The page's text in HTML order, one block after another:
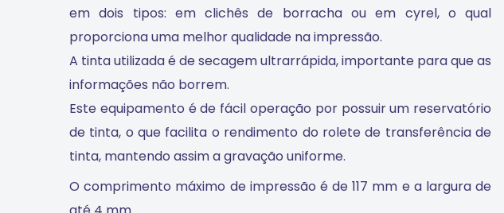
em dois tipos: em clichês de borracha ou em cyrel, o qual
proporciona uma melhor qualidade na impressão.
A tinta utilizada é de secagem ultrarrápida, importante para que as
informações não borrem.
Este equipamento é de fácil operação por possuir um reservatório
de tinta, o que facilita o rendimento do rolete de transferência de
tinta, mantendo assim a gravação uniforme.
O comprimento máximo de impressão é de 117 mm e a largura de